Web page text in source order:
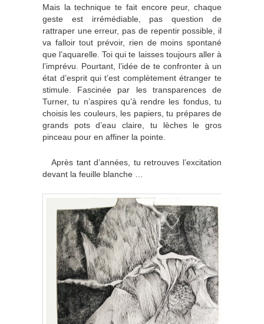
Mais la technique te fait encore peur, chaque
geste est irrémédiable, pas question de
rattraper une erreur, pas de repentir possible, il
va falloir tout prévoir, rien de moins spontané
que l’aquarelle. Toi qui te laisses toujours aller à
l’imprévu. Pourtant, l’idée de te confronter à un
état d’esprit qui t’est complètement étranger te
stimule. Fascinée par les transparences de
Turner, tu n’aspires qu’à rendre les fondus, tu
choisis les couleurs, les papiers, tu prépares de
grands pots d’eau claire, tu lèches le gros
pinceau pour en affiner la pointe.
Après tant d’années, tu retrouves l’excitation
devant la feuille blanche …